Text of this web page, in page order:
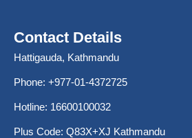
Contact Details
Hattigauda, Kathmandu
Phone: +977-01-4372725
Hotline: 16600100032
Plus Code: Q83X+XJ Kathmandu